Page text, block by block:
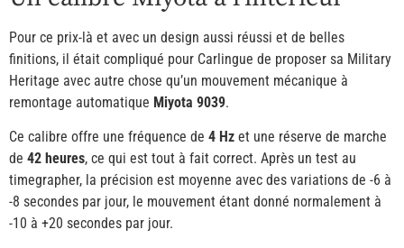
Pour ce prix-là et avec un design aussi réussi et de belles
finitions, il était compliqué pour Carlingue de proposer sa Military
Heritage avec autre chose qu’un mouvement mécanique à
remontage automatique Miyota 9039.
Ce calibre offre une fréquence de 4 Hz et une réserve de marche
de 42 heures, ce qui est tout à fait correct. Après un test au
timegrapher, la précision est moyenne avec des variations de -6 à
-8 secondes par jour, le mouvement étant donné normalement à
-10 à +20 secondes par jour.